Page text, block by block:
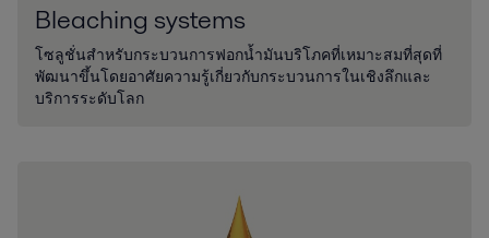
Bleaching systems
โซลูชั่นสำหรับกระบวนการฟอกน้ำมันบริโภคที่เหมาะสมที่สุดที่
พัฒนาขึ้นโดยอาศัยความรู้เกี่ยวกับกระบวนการในเชิงลึกและ
บริการระดับโลก